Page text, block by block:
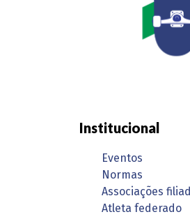
Institucional
Eventos
Normas
Associações
Atleta federado